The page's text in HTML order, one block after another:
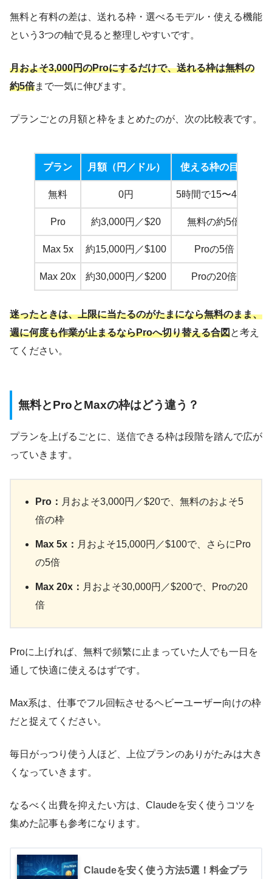
無料と有料の差は、送れる枠・選べるモデル・使える機能
という3つの軸で見ると整理しやすいです。
月およそ3,000円のProにするだけで、送れる枠は無料の
約5倍まで一気に伸びます。
プランごとの月額と枠をまとめたのが、次の比較表です。
プラン 月額（円／ドル） 使える枠の目安
無料 0円 5時間で15〜40回
Pro 約3,000円／$20 無料の約5倍
Max 5x 約15,000円／$100 Proの5倍
Max 20x 約30,000円／$200 Proの20倍
迷ったときは、上限に当たるのがたまになら無料のまま、
週に何度も作業が止まるならProへ切り替える合図と考え
てください。
無料とProとMaxの枠はどう違う？
プランを上げるごとに、送信できる枠は段階を踏んで広が
っていきます。
Pro： 月およそ3,000円／$20で、無料のおよそ5
倍の枠
Max 5x： 月およそ15,000円／$100で、さらにPro
の5倍
Max 20x： 月およそ30,000円／$200で、Proの20
倍
Proに上げれば、無料で頻繁に止まっていた人でも一日を
通して快適に使えるはずです。
Max系は、仕事でフル回転させるヘビーユーザー向けの枠
だと捉えてください。
毎日がっつり使う人ほど、上位プランのありがたみは大き
くなっていきます。
なるべく出費を抑えたい方は、Claudeを安く使うコツを
集めた記事も参考になります。
Claudeを安く使う方法5選！料金プラ